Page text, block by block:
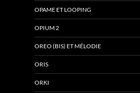
OPAME ET LOOPING
OPIUM 2
OREO (BIS) ET MÉLODIE
ORIS
ORKI